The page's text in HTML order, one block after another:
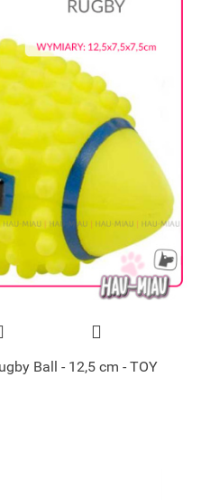
Ball - 12,5 cm - TOY